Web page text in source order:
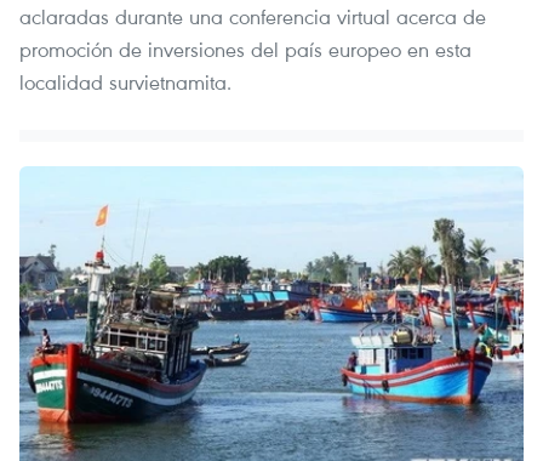
aclaradas durante una conferencia virtual acerca de
promoción de inversiones del país europeo en esta
localidad survietnamita.